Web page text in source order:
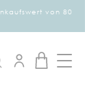
von 80